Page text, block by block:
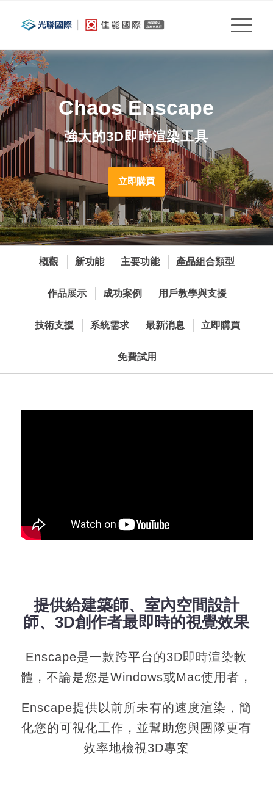
Chaos Enscape
強大的3D即時渲染工具
立即購買
概觀 新功能 主要功能 產品組合類型
作品展示 成功案例 用戶教學與支援
技術支援 系統需求 最新消息 立即購買
免費試用
提供給建築師、室內空間設計
師、3D創作者最即時的視覺效果
Enscape是一款跨平台的3D即時渲染軟
體，不論是您是Windows或Mac使用者，
Enscape提供以前所未有的速度渲染，簡
化您的可視化工作，並幫助您與團隊更有
效率地檢視3D專案